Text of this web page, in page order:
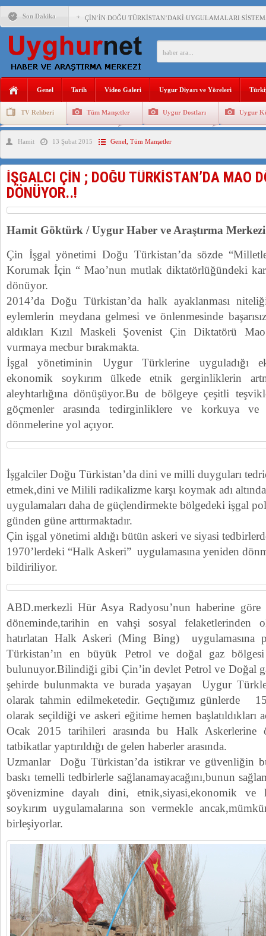
Son Dakika ÇİN’İN DOĞU TÜRKİSTAN’DAKİ UYGULAMALARI
DİYANET AKADEMİSİ BAŞKANI DOÇ.DR.KAAN : DOĞU
ÇİN’İN UYGUR POLİTİKALARINI ÖVEN DİYANET
MHP’DEN URUMÇİ KATLİAMI MESAJİ : 05.07.2009
İŞGALCİ ÇİN’DEN “FETİHLER SULTANI
SAADET PARTİSİ İLÇE BAŞKANI : TEMMUZ AYI,DOĞU
İŞGALCİ ÇİN,DOĞU TÜRKİSTAN’DA EN AZ 143 BİN
Genel Tarih Video Galeri Uygur Diyarı ve Yöreleri
TV Rehberi Tüm Manşetler Uygur Dostları Uygur
Uygurlarda Düğün ve Cenaze
Hamit 13 Şubat 2015 Genel Tüm Manşetler
İŞGALCI ÇİN ; DOĞU TÜRKİSTAN’DA MAO
DÖNÜYOR..!
Hamit Göktürk / Uygur Haber ve Araştırma
Çin İşgal yönetimi Doğu Türkistan’da sözde
Korumak İçin “ Mao’nun mutlak diktatörlüğündeki
dönüyor.
2014’da Doğu Türkistan’da halk ayaklanması
eylemlerin meydana gelmesi ve önlenmesinde
aldıkları Kızıl Maskeli Şovenist Çin Diktatörü
vurmaya mecbur bırakmakta.
İşgal yönetiminin Uygur Türklerine uyguladığı
ekonomik soykırım ülkede etnik gerginliklerin
aleyhtarlığına dönüşüyor.Bu de bölgeye çeşitli
göçmenler arasında tedirginliklere ve korkuya
dönmelerine yol açıyor.
İşgalciler Doğu Türkistan’da dini ve milli duyguları
etmek,dini ve Milili radikalizme karşı koymak adı
uygulamaları daha de güçlendirmekte bölgedeki işgal
günden güne arttırmaktadır.
Çin işgal yönetimi aldığı bütün askeri ve siyasi
1970’lerdeki “Halk Askeri” uygulamasına yeniden
bildiriliyor.
ABD.merkezli Hür Asya Radyosu’nun haberine
döneminde,tarihin en vahşi sosyal felaketlerinden
hatırlatan Halk Askeri (Ming Bing) uygulamasına
Türkistan’ın en büyük Petrol ve doğal gaz
bulunuyor.Bilindiği gibi Çin’in devlet Petrol ve Doğal
şehirde bulunmakta ve burada yaşayan Uygur
olarak tahmin edilmeketedir. Geçtığımız günlerde
olarak seçildiği ve askeri eğitime hemen başlatıldıkları
Ocak 2015 tarihileri arasında bu Halk
tatbikatlar yaptırıldığı de gelen haberler arasında.
Uzmanlar Doğu Türkistan’da istikrar ve güvenliğin
baskı temelli tedbirlerle sağlanamayacağını,bunun
şövenizmine dayalı dini, etnik,siyasi,ekonomik ve
soykırım uygulamalarına son vermekle
birleşiyorlar.